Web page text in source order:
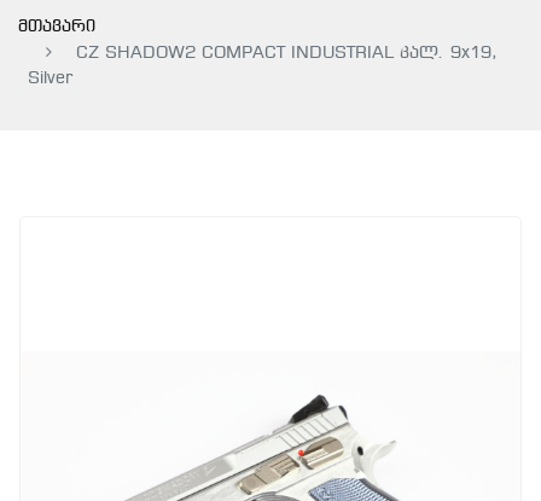
მთავარი
CZ SHADOW2 COMPACT INDUSTRIAL კალ. 9x19,
Silver